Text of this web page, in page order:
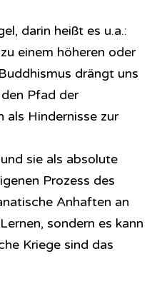
darin heißt es u.a.:
einem höheren oder
drängt uns
Pfad der
als Hindernisse zur
sie als absolute
Prozess des
Anhaften an
sondern es kann
Kriege sind das